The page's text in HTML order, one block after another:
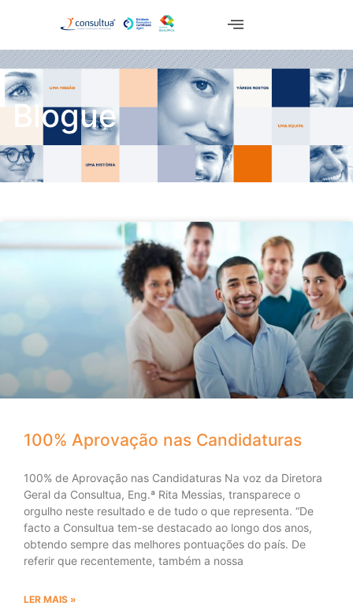
Blogue
100% Aprovação nas Candidaturas
100% de Aprovação nas Candidaturas Na voz da Diretora
Geral da Consultua, Eng.ª Rita Messias, transparece o
orgulho neste resultado e de tudo o que representa. “De
facto a Consultua tem-se destacado ao longo dos anos,
obtendo sempre das melhores pontuações do país. De
referir que recentemente, também a nossa
LER MAIS »